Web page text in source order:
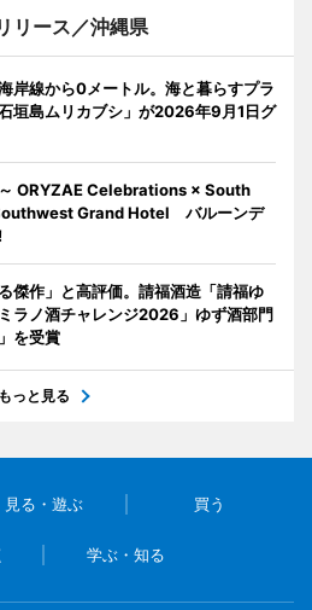
リース／沖縄県
岸線から0メートル。海と暮らすプラ
垣島ムリカブシ」が2026年9月1日グ
ORYZAE Celebrations × South
Grand Hotel バルーンデ
傑作」と高評価。請福酒造「請福ゆ
ラノ酒チャレンジ2026」ゆず酒部門
を受賞
もっと見る
見る・遊ぶ 買う
学ぶ・知る